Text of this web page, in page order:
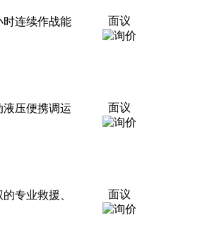
时连续作战能
面议
压便携调运
面议
专业救援、
面议